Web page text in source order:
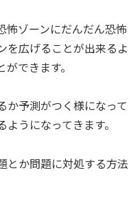
怖ゾーンにだんだん恐怖
を広げることが出来るよ
できます。
か予測がつく様になって
うになってきます。
とか問題に対処する方法